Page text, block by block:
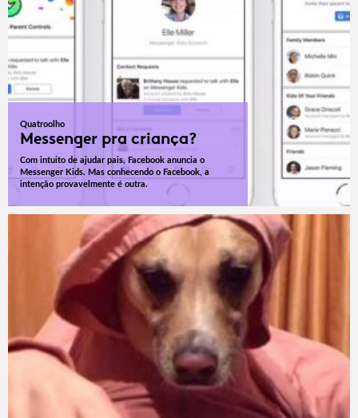
Quatroolho
Messenger pra criança?
Com intuito de ajudar pais, Facebook anuncia o
Messenger Kids. Mas conhecendo o Facebook, a
intenção provavelmente é outra.